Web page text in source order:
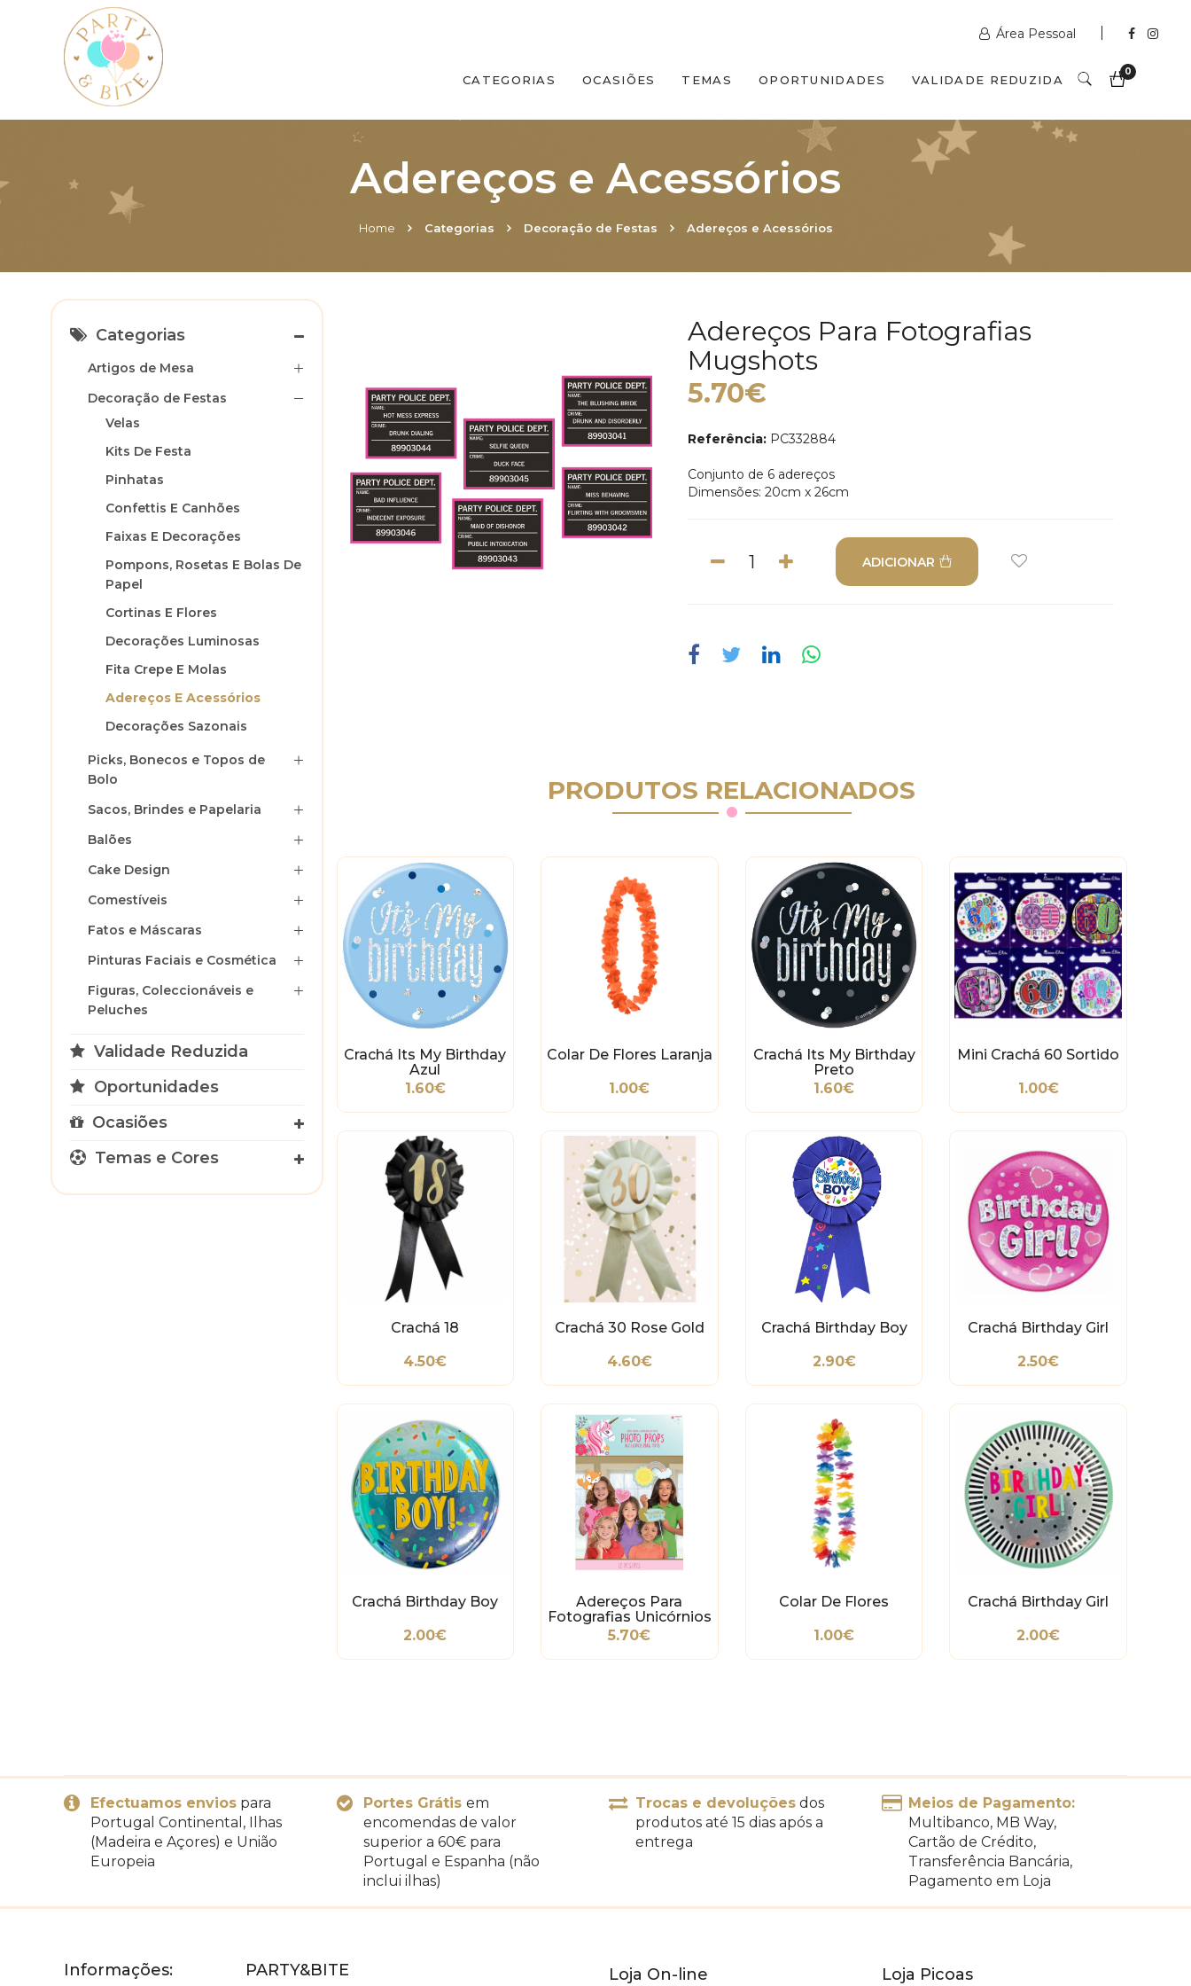
Área Pessoal
CATEGORIAS OCASIÕES TEMAS OPORTUNIDADES VALIDADE REDUZIDA
0
Adereços e Acessórios
Home Categorias Decoração de Festas Adereços e Acessórios
Categorias
Artigos de Mesa
Decoração de Festas
Velas
Kits De Festa
Pinhatas
Confettis E Canhões
Faixas E Decorações
Pompons, Rosetas E Bolas De
Papel
Cortinas E Flores
Decorações Luminosas
Fita Crepe E Molas
Adereços E Acessórios
Decorações Sazonais
Picks, Bonecos e Topos de
Bolo
Sacos, Brindes e Papelaria
Balões
Cake Design
Comestíveis
Fatos e Máscaras
Pinturas Faciais e Cosmética
Figuras, Coleccionáveis e
Peluches
Validade Reduzida
Oportunidades
Ocasiões
Temas e Cores
Adereços Para Fotografias
Mugshots
5.70€
Referência: PC332884
Conjunto de 6 adereços
Dimensões: 20cm x 26cm
ADICIONAR
PRODUTOS RELACIONADOS
Crachá Its My Birthday
Azul
1.60€
Colar De Flores Laranja
1.00€
Crachá Its My Birthday
Preto
1.60€
Mini Crachá 60 Sortido
1.00€
Crachá 18
4.50€
Crachá 30 Rose Gold
4.60€
Crachá Birthday Boy
2.90€
Crachá Birthday Girl
2.50€
Crachá Birthday Boy
2.00€
Adereços Para
Fotografias Unicórnios
5.70€
Colar De Flores
1.00€
Crachá Birthday Girl
2.00€
Efectuamos envios para
Portugal Continental, Ilhas
(Madeira e Açores) e União
Europeia
Portes Grátis em
encomendas de valor
superior a 60€ para
Portugal e Espanha (não
inclui ilhas)
Trocas e devoluções dos
produtos até 15 dias após a
entrega
Meios de Pagamento:
Multibanco, MB Way,
Cartão de Crédito,
Transferência Bancária,
Pagamento em Loja
Informações: PARTY&BITE Loja On-line Loja Picoas